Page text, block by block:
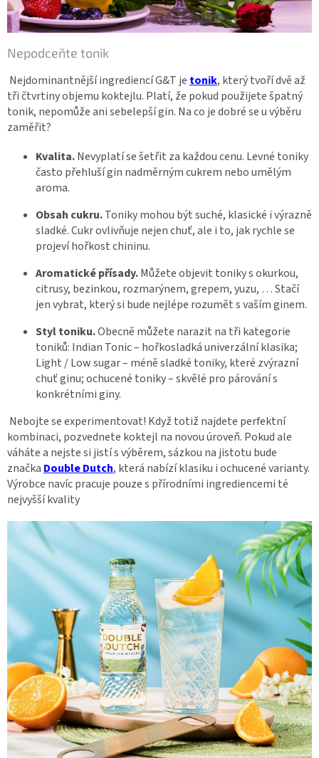
Nepodceňte tonik
Nejdominantnější ingrediencí G&T je tonik, který tvoří dvě až
tři čtvrtiny objemu koktejlu. Platí, že pokud použijete špatný
tonik, nepomůže ani sebelepší gin. Na co je dobré se u výběru
zaměřit?
Kvalita.Nevyplatí se šetřit za každou cenu. Levné toniky
často přehluší gin nadměrným cukrem nebo umělým
aroma.
Obsah cukru.Toniky mohou být suché, klasické i výrazně
sladké. Cukr ovlivňuje nejen chuť, ale i to, jak rychle se
projeví hořkost chininu.
Aromatické přísady.Můžete objevit toniky s okurkou,
citrusy, bezinkou, rozmarýnem, grepem, yuzu, … Stačí
jen vybrat, který si bude nejlépe rozumět s vaším ginem.
Styl toniku.Obecně můžete narazit na tři kategorie
toniků: Indian Tonic – hořkosladká univerzální klasika;
Light / Low sugar – méně sladké toniky, které zvýrazní
chuť ginu; ochucené toniky – skvělé pro párování s
konkrétními giny.
Nebojte se experimentovat! Když totiž najdete perfektní
kombinaci, pozvednete koktejl na novou úroveň. Pokud ale
váháte a nejste si jistí s výběrem, sázkou na jistotu bude
značka Double Dutch, která nabízí klasiku i ochucené varianty.
Výrobce navíc pracuje pouze s přírodními ingrediencemi té
nejvyšší kvality